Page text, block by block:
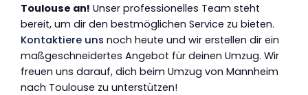
Toulouse an! Unser professionelles Team steht
bereit, um dir den bestmöglichen Service zu bieten.
Kontaktiere uns noch heute und wir erstellen dir ein
maßgeschneidertes Angebot für deinen Umzug. Wir
freuen uns darauf, dich beim Umzug von Mannheim
nach Toulouse zu unterstützen!